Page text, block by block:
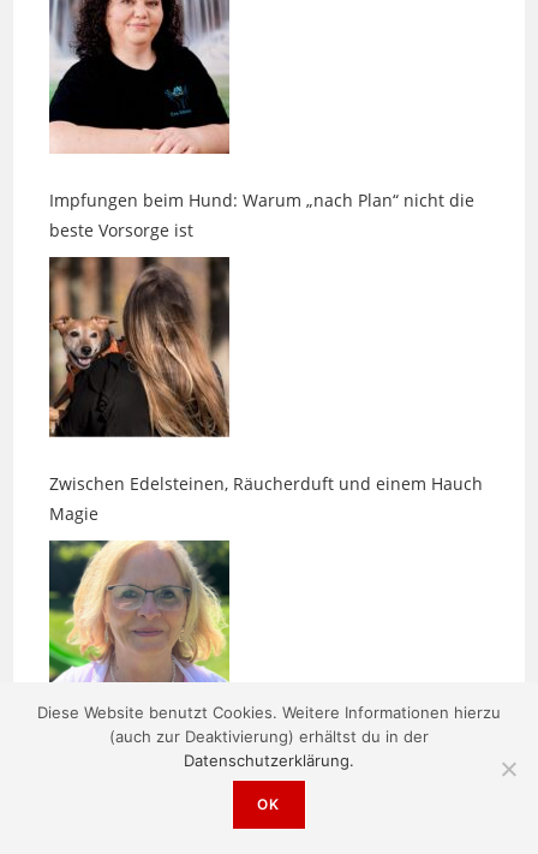
Impfungen beim Hund: Warum „nach Plan“ nicht die
Zwischen Edelsteinen, Räucherduft und einem Hauch
Daniela Kaps – energetische Belastungen erkennen
und lösen
Diese Website benutzt Cookies. Weitere Informationen hierzu
(auch zur Deaktivierung) erhältst du in der
Datenschutzerklärung.
OK